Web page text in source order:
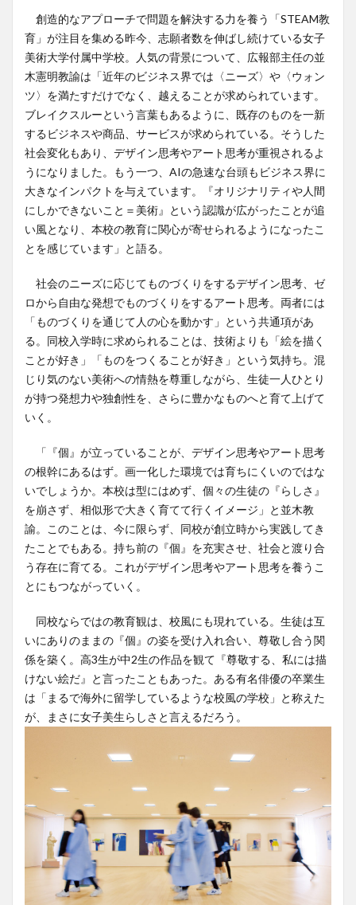
創造的なアプローチで問題を解決する力を養う「STEAM教
育」が注目を集める昨今、志願者数を伸ばし続けている女子
美術大学付属中学校。人気の背景について、広報部主任の並
木憲明教諭は「近年のビジネス界では〈ニーズ〉や〈ウォン
ツ〉を満たすだけでなく、越えることが求められています。
ブレイクスルーという言葉もあるように、既存のものを一新
するビジネスや商品、サービスが求められている。そうした
社会変化もあり、デザイン思考やアート思考が重視されるよ
うになりました。もう一つ、AIの急速な台頭もビジネス界に
大きなインパクトを与えています。『オリジナリティや人間
にしかできないこと＝美術』という認識が広がったことが追
い風となり、本校の教育に関心が寄せられるようになったこ
とを感じています」と語る。
社会のニーズに応じてものづくりをするデザイン思考、ゼ
ロから自由な発想でものづくりをするアート思考。両者には
「ものづくりを通じて人の心を動かす」という共通項があ
る。同校入学時に求められることは、技術よりも「絵を描く
ことが好き」「ものをつくることが好き」という気持ち。混
じり気のない美術への情熱を尊重しながら、生徒一人ひとり
が持つ発想力や独創性を、さらに豊かなものへと育て上げて
いく。
「『個』が立っていることが、デザイン思考やアート思考
の根幹にあるはず。画一化した環境では育ちにくいのではな
いでしょうか。本校は型にはめず、個々の生徒の『らしさ』
を崩さず、相似形で大きく育てて行くイメージ」と並木教
諭。このことは、今に限らず、同校が創立時から実践してき
たことでもある。持ち前の『個』を充実させ、社会と渡り合
う存在に育てる。これがデザイン思考やアート思考を養うこ
とにもつながっていく。
同校ならではの教育観は、校風にも現れている。生徒は互
いにありのままの『個』の姿を受け入れ合い、尊敬し合う関
係を築く。高3生が中2生の作品を観て『尊敬する、私には描
けない絵だ』と言ったこともあった。ある有名俳優の卒業生
は「まるで海外に留学しているような校風の学校」と称えた
が、まさに女子美生らしさと言えるだろう。